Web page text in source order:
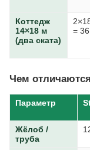
Коттедж
14×18 м
(два ската)
=
Чем
Параметр
Жёлоб /
труба